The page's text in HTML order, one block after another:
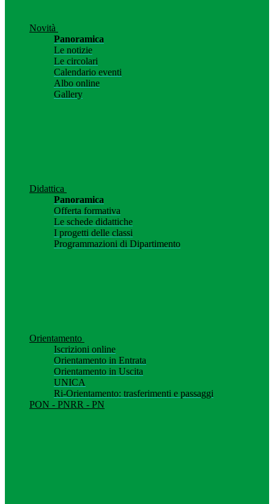
Novità
Panoramica
Le notizie
Le circolari
Calendario eventi
Albo online
Gallery
Didattica
Panoramica
Offerta formativa
Le schede didattiche
I progetti delle classi
Programmazioni di Dipartimento
Orientamento
Iscrizioni online
Orientamento in Entrata
Orientamento in Uscita
UNICA
Ri-Orientamento: trasferimenti e passaggi
PON - PNRR - PN